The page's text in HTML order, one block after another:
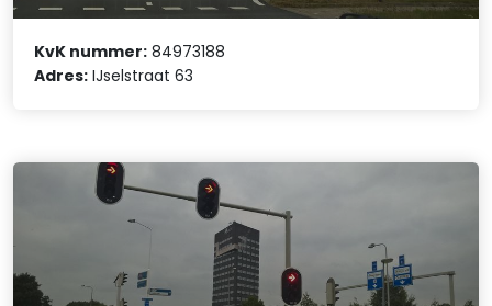
KvK nummer: 84973188
Adres: IJselstraat 63